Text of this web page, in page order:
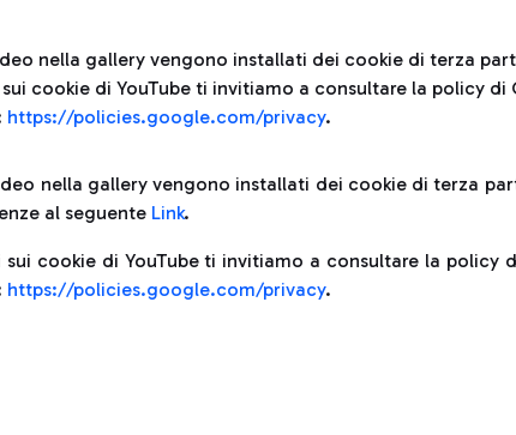
nella gallery vengono installati dei cookie di terza
cookie di YouTube ti invitiamo a consultare la policy di
https://policies.google.com/privacy.
nella gallery vengono installati dei cookie di terza
al seguente Link.
cookie di YouTube ti invitiamo a consultare la policy
https://policies.google.com/privacy.